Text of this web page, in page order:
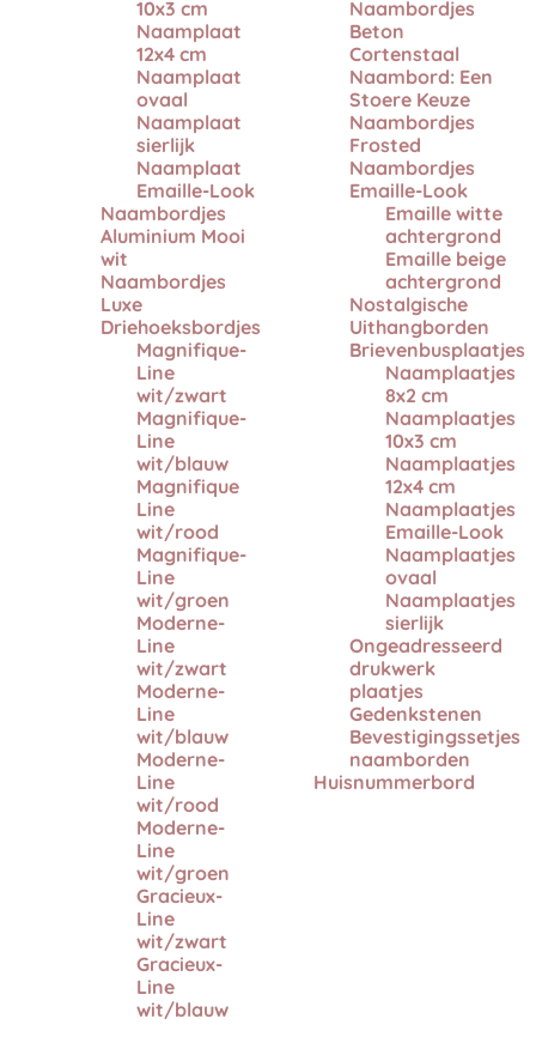
10x3 cm
Naamplaat
12x4 cm
Naamplaat
ovaal
Naamplaat
sierlijk
Naamplaat
Emaille-Look
Naambordjes
Aluminium Mooi
wit
Naambordjes
Luxe
Driehoeksbordjes
Magnifique-
Line
wit/zwart
Magnifique-
Line
wit/blauw
Magnifique
Line
wit/rood
Magnifique-
Line
wit/groen
Moderne-
Line
wit/zwart
Moderne-
Line
wit/blauw
Moderne-
Line
wit/rood
Moderne-
Line
wit/groen
Gracieux-
Line
wit/zwart
Gracieux-
Line
wit/blauw
Naambordjes
Beton
Cortenstaal
Naambord: Een
Stoere Keuze
Naambordjes
Frosted
Naambordjes
Emaille-Look
Emaille witte
achtergrond
Emaille beige
achtergrond
Nostalgische
Uithangborden
Brievenbusplaatjes
Naamplaatjes
8x2 cm
Naamplaatjes
10x3 cm
Naamplaatjes
12x4 cm
Naamplaatjes
Emaille-Look
Naamplaatjes
ovaal
Naamplaatjes
sierlijk
Ongeadresseerd
drukwerk
plaatjes
Gedenkstenen
Bevestigingssetjes
naamborden
Huisnummerbord